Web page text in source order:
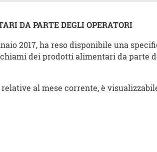
DA PARTE DEGLI OPERATORI
2017, ha reso disponibile una
dei prodotti alimentari da parte
al mese corrente, è